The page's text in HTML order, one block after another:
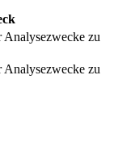
zu
zu